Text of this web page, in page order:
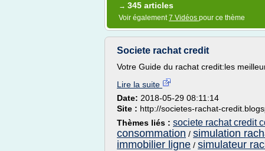
→ 345 articles
Voir également7 Vidéos pour ce thème
Societe rachat credit
Votre Guide du rachat credit:les
Lire la suite
Date: 2018-05-29 08:11:14
Site : http://societes-rachat-
Thèmes liés : societe rachat credit
consommation / simulation
immobilier ligne / simulateur